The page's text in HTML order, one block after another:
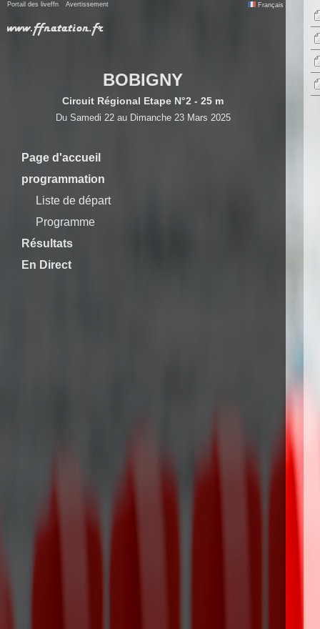
Portail des liveffn Avertissement Français
BOBIGNY
Circuit Régional Etape N°2 - 25 m
Du Samedi 22 au Dimanche 23 Mars 2025
Page d'accueil
programmation
Liste de départ
Programme
Résultats
En Direct